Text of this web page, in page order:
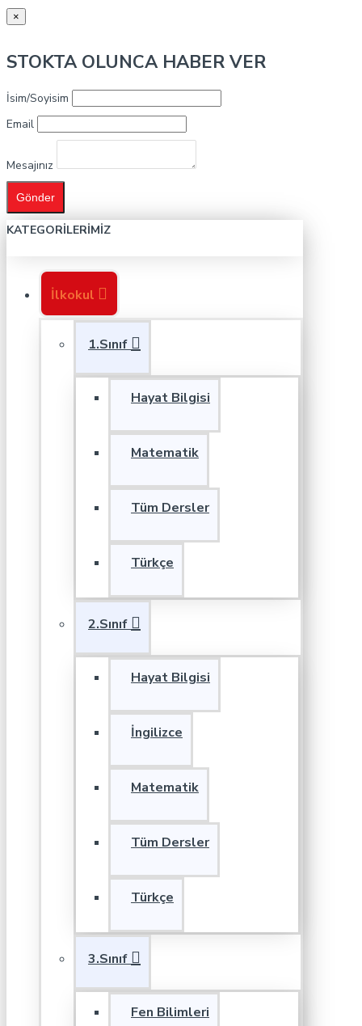
×
STOKTA OLUNCA HABER VER
İsim/Soyisim
Email
Mesajınız
Gönder
KATEGORILERIMIZ
İlkokul
1.Sınıf
Hayat Bilgisi
Matematik
Tüm Dersler
Türkçe
2.Sınıf
Hayat Bilgisi
İngilizce
Matematik
Tüm Dersler
Türkçe
3.Sınıf
Fen Bilimleri